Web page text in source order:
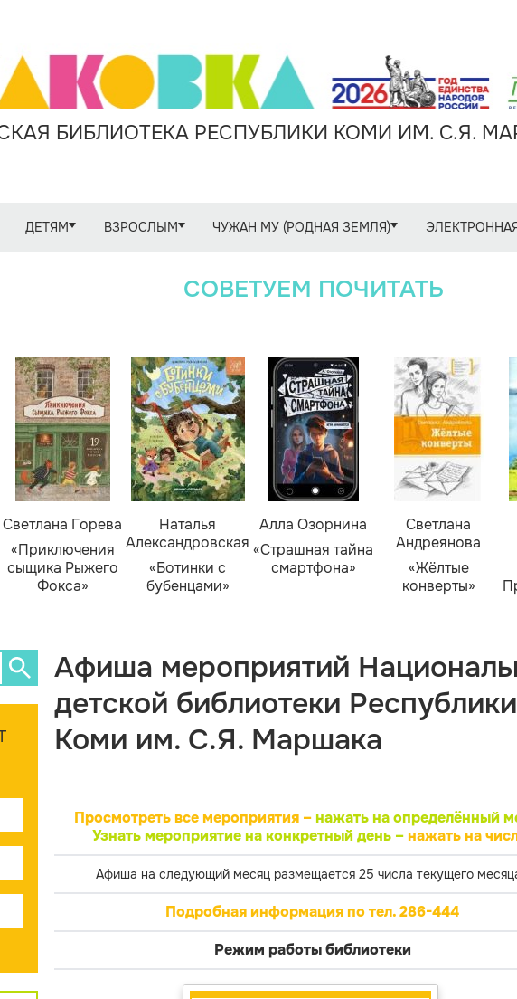
БИБЛИОТЕКА РЕСПУБЛИКИ КОМИ ИМ. С.Я.
ДЕТЯМ ВЗРОСЛЫМ ЧУЖАН МУ (РОДНАЯ ЗЕМЛЯ)
СОВЕТУЕМ ПОЧИТАТЬ
Светлана Горева
«Приключения
сыщика Рыжего
Фокса»
Наталья
Александровская
«Ботинки с
бубенцами»
Алла Озорнина
«Страшная тайна
смартфона»
Светлана
Андреянова
«Жёлтые
конверты»
Афиша мероприятий
детской библиотеки Республики
Коми им. С.Я. Маршака
Просмотреть все мероприятия – нажать на определённый
Узнать мероприятие на конкретный день –нажать на
Афиша на следующий месяц размещается 25 числа текущего
Подробная информация по тел. 286-444
Режим работы библиотеки